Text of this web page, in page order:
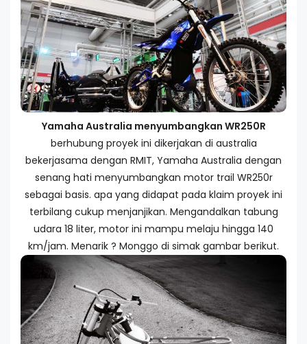
Yamaha Australia menyumbangkan WR250R
berhubung proyek ini dikerjakan di australia
bekerjasama dengan RMIT, Yamaha Australia dengan
senang hati menyumbangkan motor trail WR250r
sebagai basis. apa yang didapat pada klaim proyek ini
terbilang cukup menjanjikan. Mengandalkan tabung
udara 18 liter, motor ini mampu melaju hingga 140
km/jam. Menarik ? Monggo di simak gambar berikut.